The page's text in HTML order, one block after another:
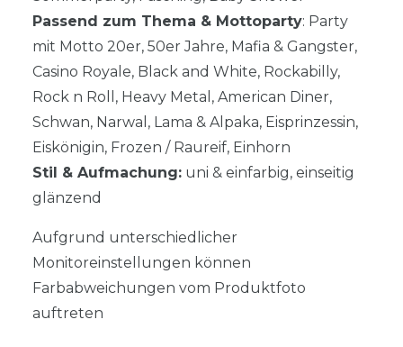
Passend zum Thema & Mottoparty: Party
mit Motto 20er, 50er Jahre, Mafia & Gangster,
Casino Royale, Black and White, Rockabilly,
Rock n Roll, Heavy Metal, American Diner,
Schwan, Narwal, Lama & Alpaka, Eisprinzessin,
Eiskönigin, Frozen / Raureif, Einhorn
Stil & Aufmachung: uni & einfarbig, einseitig
glänzend
Aufgrund unterschiedlicher
Monitoreinstellungen können
Farbabweichungen vom Produktfoto
auftreten